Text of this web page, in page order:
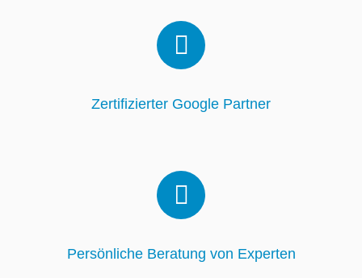
Zertifizierter Google Partner
Persönliche Beratung von Experten